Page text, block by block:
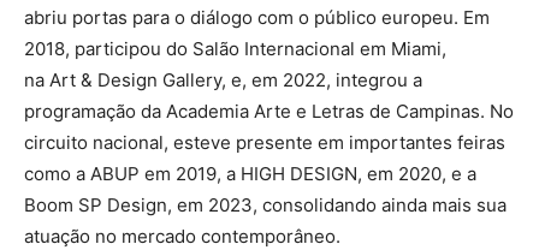
abriu portas para o diálogo com o público europeu. Em
2018, participou do Salão Internacional em Miami,
na Art & Design Gallery, e, em 2022, integrou a
programação da Academia Arte e Letras de Campinas. No
circuito nacional, esteve presente em importantes feiras
como a ABUP em 2019, a HIGH DESIGN, em 2020, e a
Boom SP Design, em 2023, consolidando ainda mais sua
atuação no mercado contemporâneo.